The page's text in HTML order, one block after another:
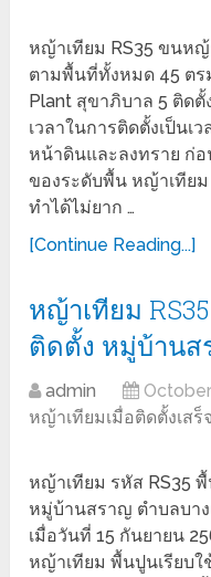
หญ้าเทียม RS35 ขนห
ตามพื้นที่ทั้งหมด 45 ต
Plant สุขาภิบาล 5 ติด
เวลาในการติดตั้งเป็นเ
หน้าดินและลงทราย ก่
ของระดับพื้น หญ้าเทียม
ทำได้ไม่ยาก …
[Continue Reading...]
หญ้าเทียม
ติดตั้ง หมู่บ้านส
admin
หญ้าเทียมเมื่อติดตั้งเสร็จ
หญ้าเทียม รหัส RS35
หมู่บ้านสราญ ตำบลบา
เมื่อวันที่ 15 กันยายน
หญ้าเทียม พื้นปูนเรียบ